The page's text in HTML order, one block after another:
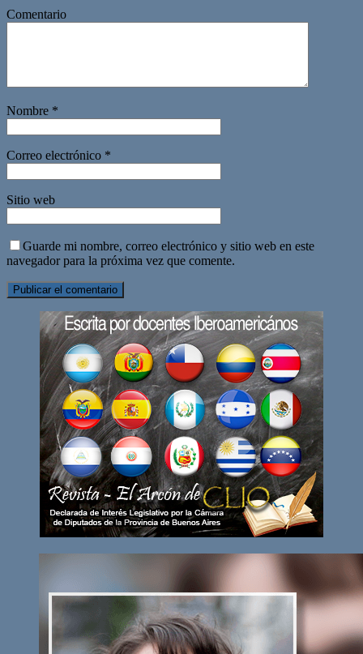
Comentario
Nombre *
Correo electrónico *
Sitio web
Guarde mi nombre, correo electrónico y sitio web en este
navegador para la próxima vez que comente.